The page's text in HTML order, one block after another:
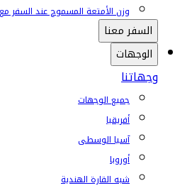
وزن الأمتعة المسموح عند السفر
السفر معنا
الوجهات
وجهاتنا
جميع الوجهات
أفريقيا
آسيا الوسطى
أوروبا
شبه القارة الهندية